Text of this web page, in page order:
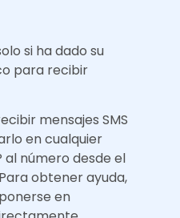
si ha dado su
para recibir
mensajes SMS
en cualquier
al número desde el
obtener ayuda,
en